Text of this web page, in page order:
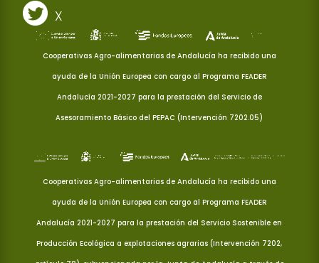
X
Cooperativas Agro-alimentarias de Andalucía ha recibido una
ayuda de la Unión Europea con cargo al Programa FEADER
Andalucía 2021-2027 para la prestación del Servicio de
Asesoramiento Básico del PEPAC (Intervención 7202.05)
Cooperativas Agro-alimentarias de Andalucía ha recibido una
ayuda de la Unión Europea con cargo al Programa FEADER
Andalucía 2021-2027 para la prestación del Servicio Sostenible en
Producción Ecológica a explotaciones agrarias (Intervención 7202,